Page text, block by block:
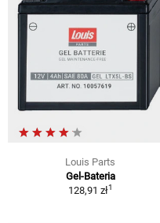
Louis Parts
Gel-Bateria
128,91 zł1